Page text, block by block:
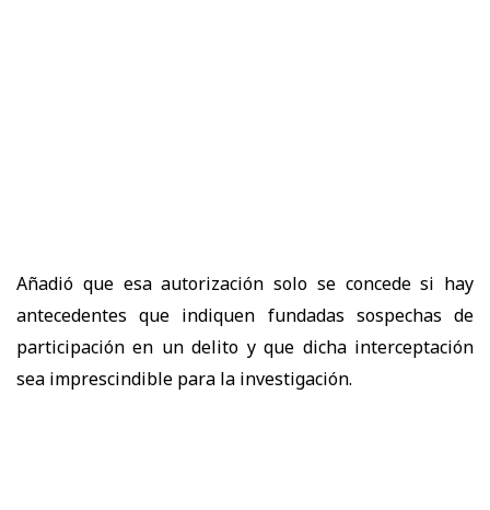
Añadió que esa autorización solo se concede si hay
antecedentes que indiquen fundadas sospechas de
participación en un delito y que dicha interceptación
sea imprescindible para la investigación.